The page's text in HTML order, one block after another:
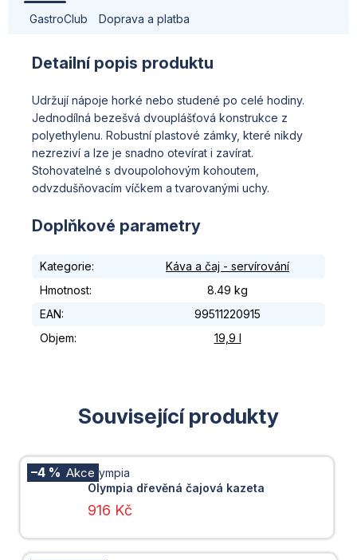
Související produkty
Olympia dřevěná čajová kazeta
Olympia
–4 %
916 Kč
GastroClub Doprava a platba
Detailní popis produktu
Udržují nápoje horké nebo studené po celé hodiny.
Jednodílná bezešvá dvouplášťová konstrukce z
polyethylenu. Robustní plastové zámky, které nikdy
nezreziví a lze je snadno otevírat i zavírat.
Stohovatelné s dvoupolohovým kohoutem,
odvzdušňovacím víčkem a tvarovanými uchy.
Doplňkové parametry
Kategorie:
Káva a čaj - servírování
Hmotnost:
8.49 kg
EAN:
99511220915
Objem: 19,9 l